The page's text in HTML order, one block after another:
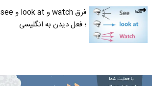
فرق watch و look at و see
؛ فعل دیدن به انگلیسی